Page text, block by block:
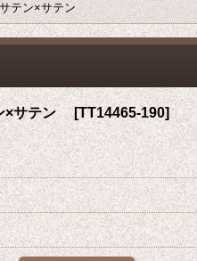
テン×サテン
×サテン [TT14465-190]